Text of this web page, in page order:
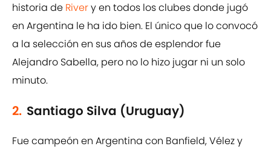
historia de Rivery en todos los clubes donde jugó
en Argentina le ha ido bien. El único que lo convocó
a la selección en sus años de esplendor fue
Alejandro Sabella, pero no lo hizo jugar ni un solo
minuto.
2. Santiago Silva (Uruguay)
Fue campeón en Argentina con Banfield, Vélez y